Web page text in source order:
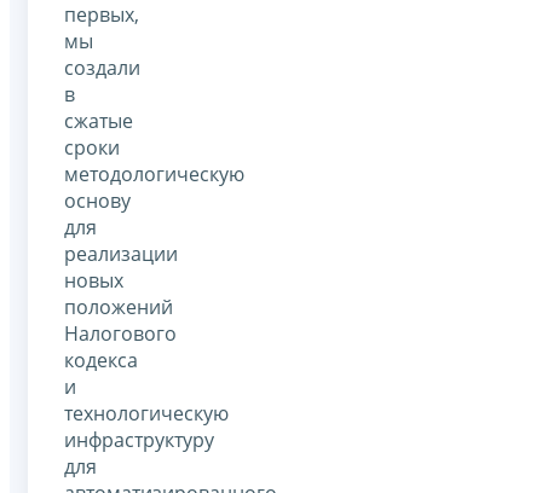
первых,
мы
создали
в
сжатые
сроки
методологическую
основу
для
реализации
новых
положений
Налогового
кодекса
и
технологическую
инфраструктуру
для